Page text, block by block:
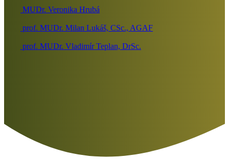
MUDr. Veronika Hrubá
prof. MUDr. Milan Lukáš, CSc., AGAF
prof. MUDr. Vladimír Teplan, DrSc.